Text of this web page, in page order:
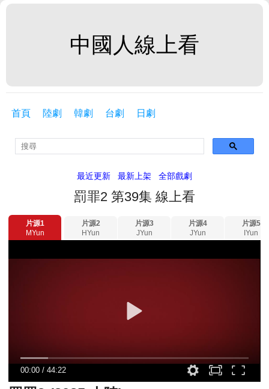
中國人線上看
首頁 陸劇 韓劇 台劇 日劇
最近更新 最新上架 全部戲劇
罰罪2 第39集 線上看
片源1
MYun
片源2
HYun
片源3
JYun
片源4
JYun
片源5
IYun
00:00 /44:22